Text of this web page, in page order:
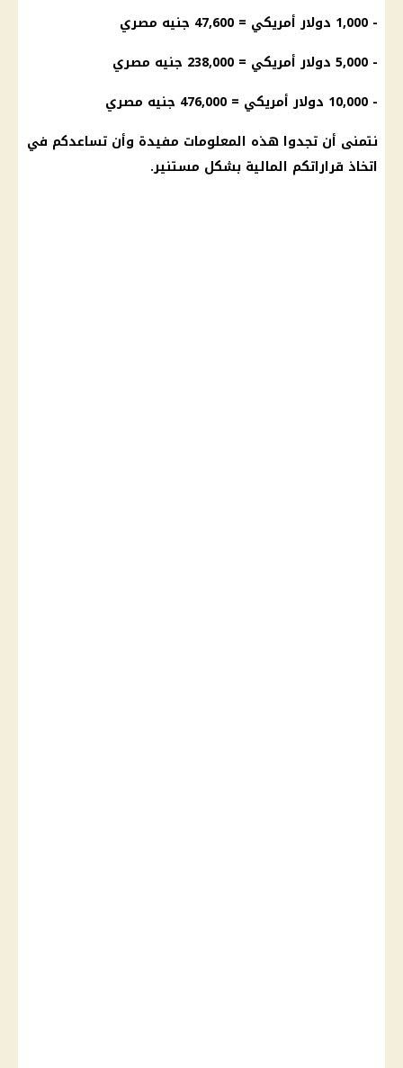
- 1,000
دولارأمريكي = 47,600 جنيه مصري
- 5,000
دولارأمريكي = 238,000 جنيه مصري
- 10,000
دولارأمريكي = 476,000 جنيه مصري
نتمنى أن تجدوا هذه المعلومات مفيدة وأن تساعدكم في
اتخاذ قراراتكم المالية بشكل مستنير.